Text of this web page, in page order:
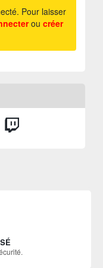
Pour laisser
ou créer